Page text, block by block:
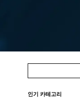
인기 카테고리